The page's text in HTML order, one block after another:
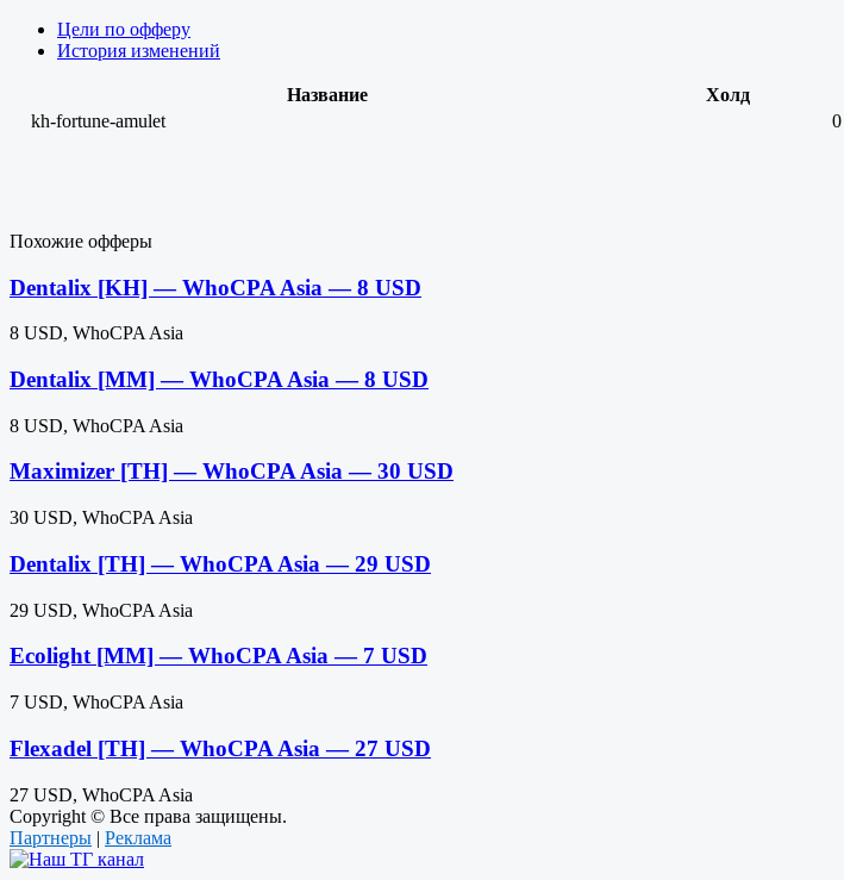
Цели по офферу
История изменений
Название Холд
kh-fortune-amulet
0
Похожие офферы
Dentalix [KH] — WhoCPA Asia — 8 USD
8 USD, WhoCPA Asia
Dentalix [MM] — WhoCPA Asia — 8 USD
8 USD, WhoCPA Asia
Maximizer [TH] — WhoCPA Asia — 30 USD
30 USD, WhoCPA Asia
Dentalix [TH] — WhoCPA Asia — 29 USD
29 USD, WhoCPA Asia
Ecolight [MM] — WhoCPA Asia — 7 USD
7 USD, WhoCPA Asia
Flexadel [TH] — WhoCPA Asia — 27 USD
27 USD, WhoCPA Asia
Copyright © Все права защищены.
Партнеры | Реклама